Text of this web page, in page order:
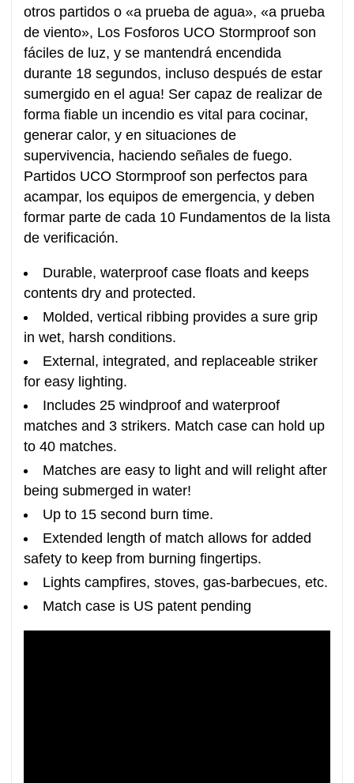
otros partidos o «a prueba de agua», «a prueba
de viento», Los Fosforos UCO Stormproof son
fáciles de luz, y se mantendrá encendida
durante 18 segundos, incluso después de estar
sumergido en el agua! Ser capaz de realizar de
forma fiable un incendio es vital para cocinar,
generar calor, y en situaciones de
supervivencia, haciendo señales de fuego.
Partidos UCO Stormproof son perfectos para
acampar, los equipos de emergencia, y deben
formar parte de cada 10 Fundamentos de la lista
de verificación.
Durable, waterproof case floats and keeps
contents dry and protected.
Molded, vertical ribbing provides a sure grip
in wet, harsh conditions.
External, integrated, and replaceable striker
for easy lighting.
Includes 25 windproof and waterproof
matches and 3 strikers. Match case can hold up
to 40 matches.
Matches are easy to light and will relight after
being submerged in water!
Up to 15 second burn time.
Extended length of match allows for added
safety to keep from burning fingertips.
Lights campfires, stoves, gas-barbecues, etc.
Match case is US patent pending